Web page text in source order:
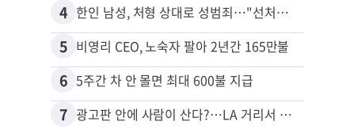
4 한인 남성, 처형 상대로 성범죄…"선처해줬더니 배신자 취급"
5 비영리 CEO, 노숙자 팔아 2년간 165만불
6 5주간 차 안 몰면 최대 600불 지급
7 광고판 안에 사람이 산다?…LA 거리서 화제